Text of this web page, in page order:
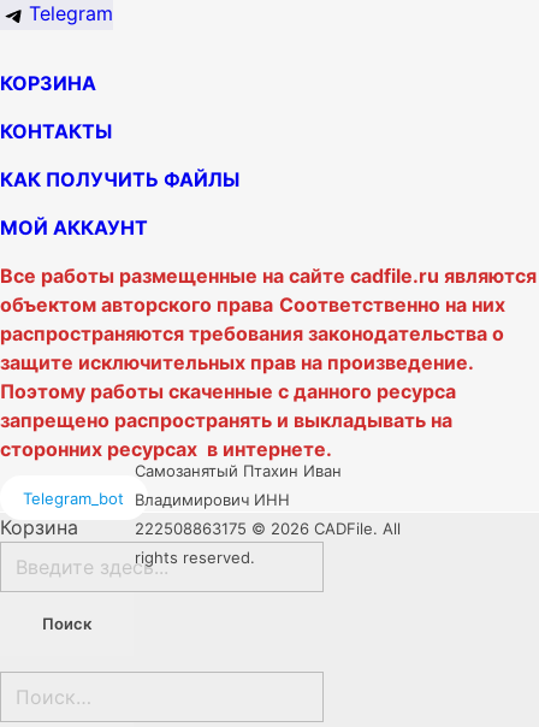
Telegram
КОРЗИНА
КОНТАКТЫ
КАК ПОЛУЧИТЬ ФАЙЛЫ
МОЙ АККАУНТ
Все работы размещенные на сайте cadfile.ru являются
объектом авторского права Соответственно на них
распространяются требования законодательства о
защите исключительных прав на произведение.
Поэтому работы скаченные с данного ресурса
запрещено распространять и выкладывать на
сторонних ресурсах в интернете.
Telegram_bot
Самозанятый Птахин Иван
Владимирович ИНН
222508863175 © 2026 CADFile. All
rights reserved.
Корзина